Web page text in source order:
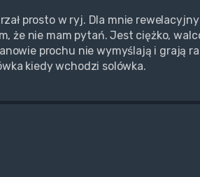
prosto w ryj. Dla mnie
że nie mam pytań. Jest ciężko,
prochu nie wymyślają i grają
kiedy wchodzi solówka.